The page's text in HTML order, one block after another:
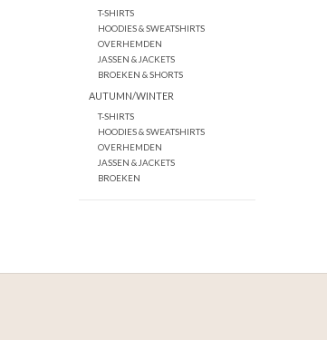
T-SHIRTS
HOODIES & SWEATSHIRTS
OVERHEMDEN
JASSEN & JACKETS
BROEKEN & SHORTS
AUTUMN/WINTER
T-SHIRTS
HOODIES & SWEATSHIRTS
OVERHEMDEN
JASSEN & JACKETS
BROEKEN